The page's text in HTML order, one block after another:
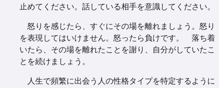
止めてください。話している相手を意識してください。
怒りを感じたら、すぐにその場を離れましょう。怒り
を表現してはいけません。怒ったら負けです。 落ち着
いたら、その場を離れたことを謝り、自分がしていたこ
とを続けましょう。
人生で頻繁に出会う人の性格タイプを特定するように